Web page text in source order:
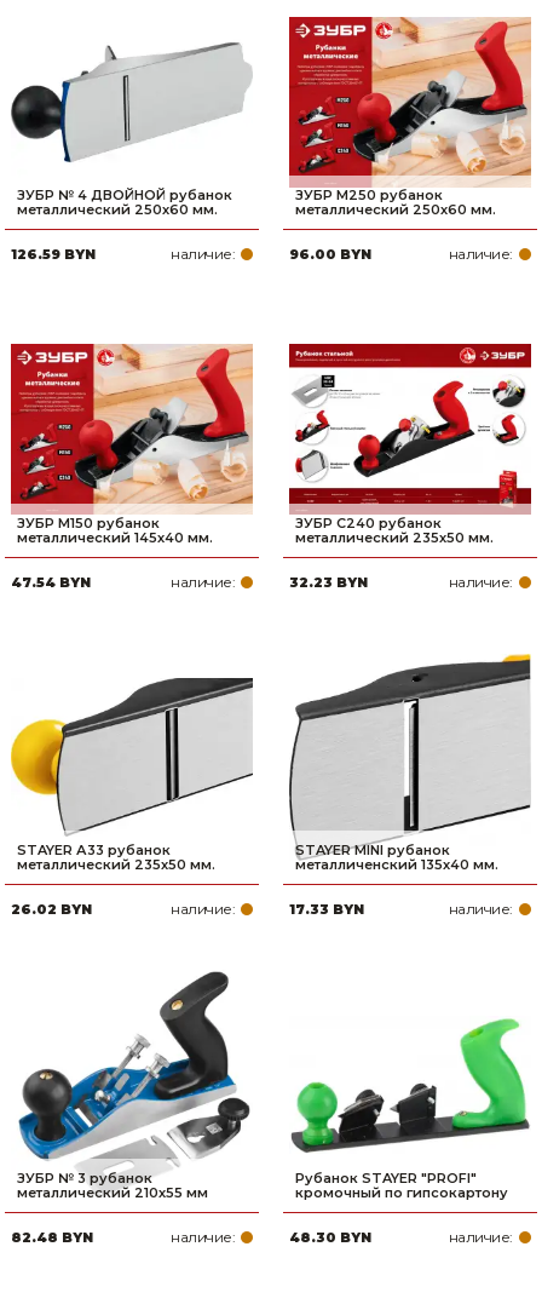
ЗУБР № 4 ДВОЙНОЙ рубанок
металлический 250х60 мм.
126.59 BYN наличие:
ЗУБР М250 рубанок
металлический 250х60 мм.
96.00 BYN наличие:
ЗУБР М150 рубанок
металлический 145х40 мм.
47.54 BYN наличие:
ЗУБР С240 рубанок
металлический 235х50 мм.
32.23 BYN наличие:
STAYER А33 рубанок
металлический 235х50 мм.
26.02 BYN наличие:
STAYER MINI рубанок
металличенский 135х40 мм.
17.33 BYN наличие:
ЗУБР № 3 рубанок
металлический 210х55 мм
82.48 BYN наличие:
Рубанок STAYER ″PROFI″
кромочный по гипсокартону
48.30 BYN наличие: